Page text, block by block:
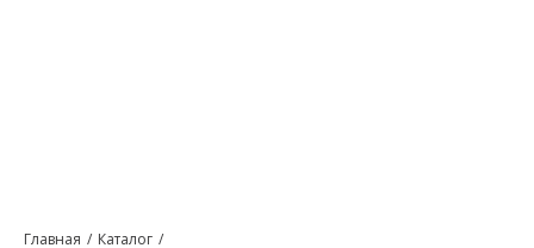
Главная Каталог